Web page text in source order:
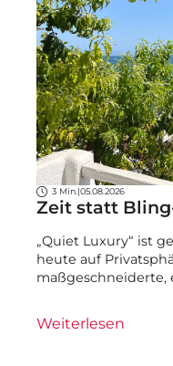
3 Min.|05.08.2026
Zeit statt
„Quiet Luxury“ ist
heute auf
maßgeschneiderte,
Weiterlesen